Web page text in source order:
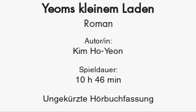
Yeoms kleinem Laden
Roman
Autor/in:
Kim Ho-Yeon
Spieldauer:
10 h 46 min
Ungekürzte Hörbuchfassung